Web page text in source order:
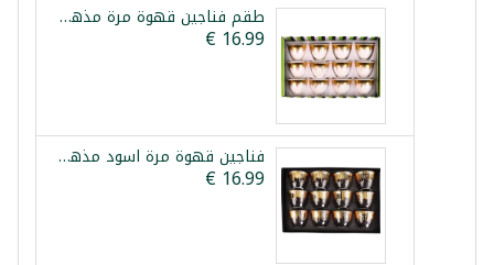
طقم فناجين قهوة مرة مذهب 12 فنجان
فناجين قهوة مرة اسود مذهب 12 فنجان